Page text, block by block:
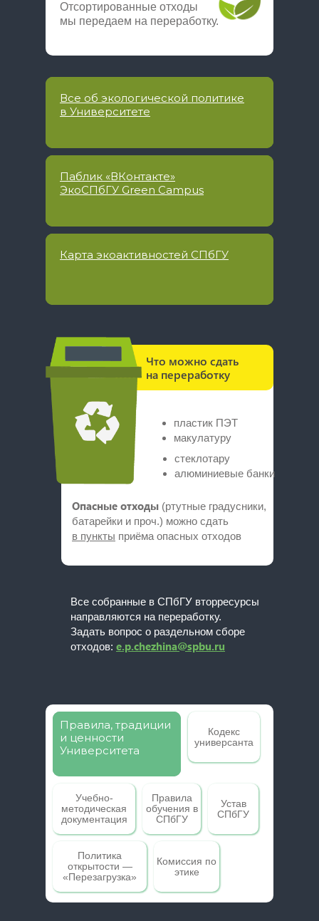
Отсортированные отходы
мы передаем на переработку.
Все собранные в СПбГУ вторресурсы
направляются на переработку.
Задать вопрос о раздельном сборе
отходов: e.p.chezhina@spbu.ru
Опасные отходы (ртутные градусники,
батарейки и проч.) можно сдать
в пункты приёма опасных отходов
пластик ПЭТ
макулатуру
Что можно сдать
на переработку
стеклотару
алюминиевые банки
Все об экологической политике
в Университете
Паблик «ВКонтакте»
ЭкоСПбГУ Green Campus
Карта экоактивностей СПбГУ
Кодекс
универсанта
Правила, традиции
и ценности
Университета
Устав
СПбГУ
Правила
обучения в
СПбГУ
Учебно-
методическая
документация
Политика
открытости —
«Перезагрузка»
Комиссия по
этике